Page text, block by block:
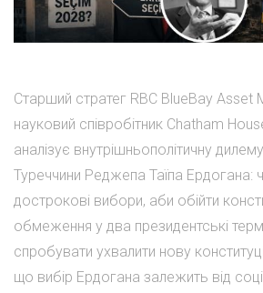
Старший стратег RBC BlueBay Asset
науковий співробітник Chatham
аналізує внутрішньополітичну
Туреччини Реджепа Таїпа Ердогана:
дострокові вибори, аби обійти
обмеження у два президентські
спробувати ухвалити нову
що вибір Ердогана залежить від